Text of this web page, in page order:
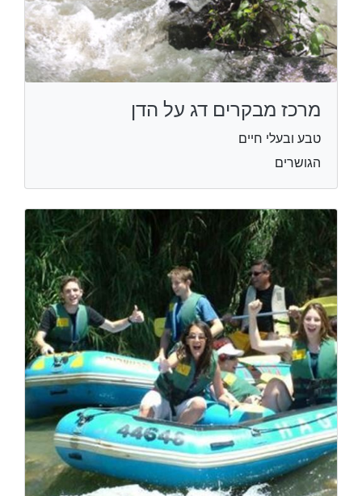
מרכז מבקרים דג על הדן
טבע ובעלי חיים
הגושרים